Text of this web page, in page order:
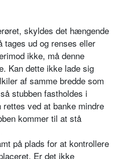
skyldes det hængende
tages ud og renses eller
ikke, må denne
Kan dette ikke lade sig
af samme bredde som
stubben fastholdes i
ved at banke mindre
kommer til at stå
på plads for at kontrollere
Er det ikke